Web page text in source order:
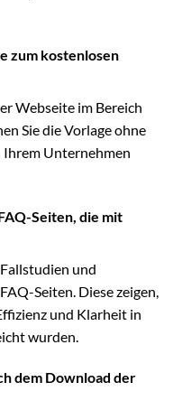
zum kostenlosen
Webseite im Bereich
Sie die Vorlage ohne
Unternehmen
Seiten, die mit
und
Seiten. Diese zeigen,
und Klarheit in
wurden.
dem Download der